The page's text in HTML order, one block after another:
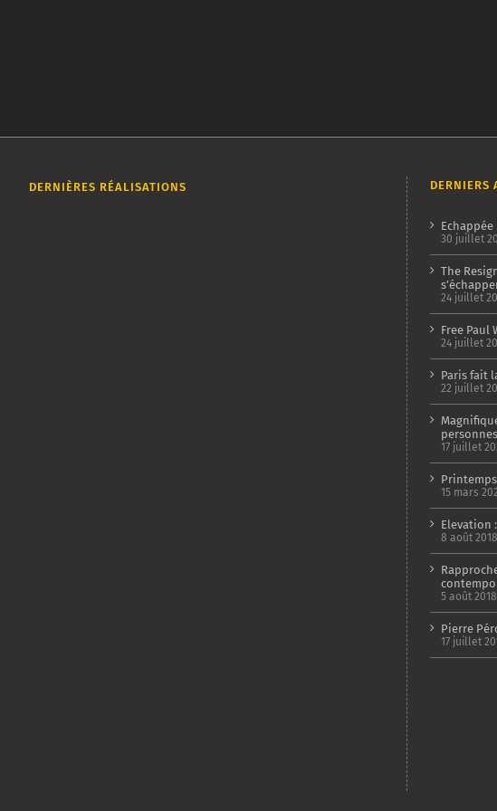
DERNIÈRES RÉALISATIONS DERNIERS
Echappée
30 juillet
The
24 juillet
Free Paul
24 juillet
Paris fait
22 juillet
17 juillet
15 mars
Elevation
8 août 2018
5 août 2018
Pierre
17 juillet